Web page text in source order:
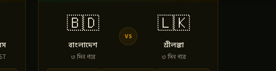
🇧🇩
বাংলাদেশ
৩ দিন পরে
VS 🇱🇰
শ্রীলঙ্কা
৩ দিন পরে